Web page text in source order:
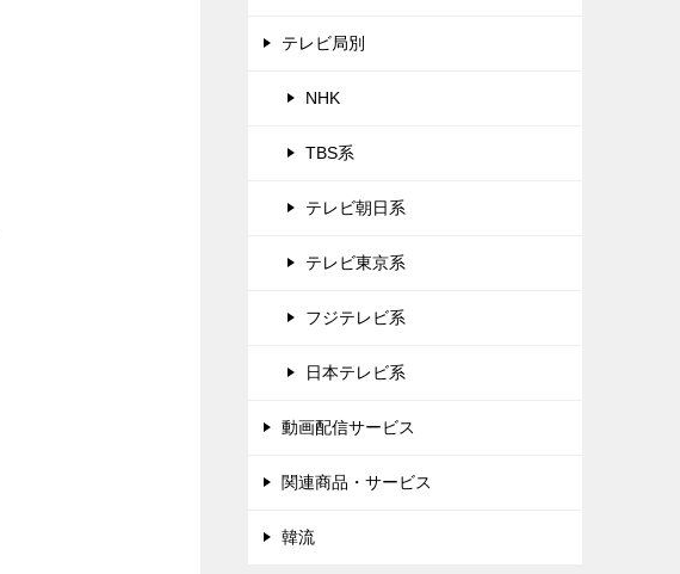
テレビ局別
NHK
TBS系
テレビ朝日系
テレビ東京系
フジテレビ系
日本テレビ系
動画配信サービス
関連商品・サービス
韓流